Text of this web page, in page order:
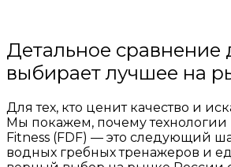
Детальное сравнение
выбирает лучшее на
Для тех, кто ценит качество и
Мы покажем, почему технологии
Fitness (FDF) — это следующий
водных гребных тренажеров и